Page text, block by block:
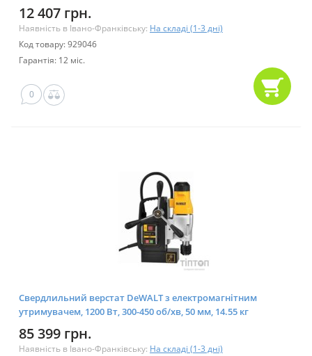
12 407 грн.
Наявність в Івано-Франківську: На складі (1-3 дні)
Код товару: 929046
Гарантія: 12 міс.
0
Свердлильний верстат DeWALT з електромагнітним
утримувачем, 1200 Вт, 300-450 об/хв, 50 мм, 14.55 кг
85 399 грн.
Наявність в Івано-Франківську: На складі (1-3 дні)